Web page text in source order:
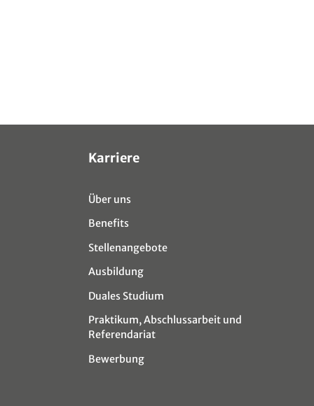
Karriere
Über uns
Benefits
Stellenangebote
Ausbildung
Duales Studium
Praktikum, Abschlussarbeit und
Referendariat
Bewerbung